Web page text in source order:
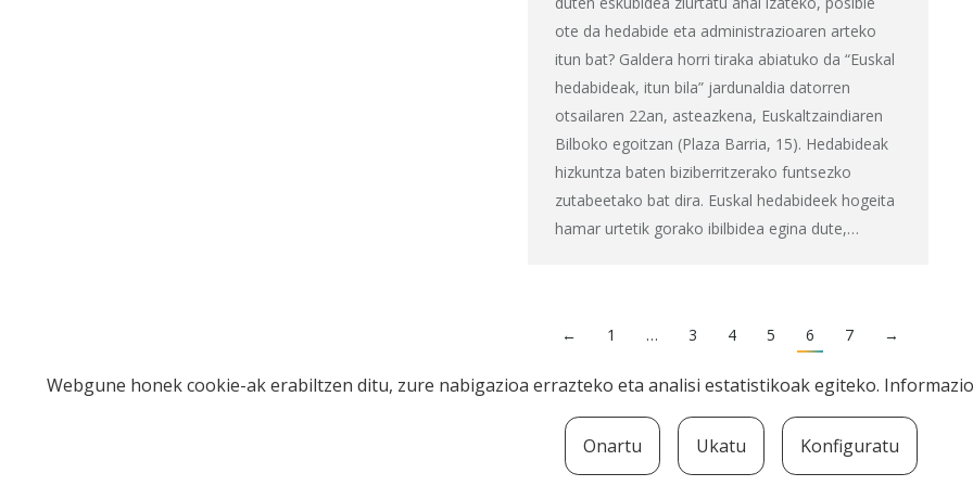
ote da hedabide eta administrazioaren arteko
itun bat? Galdera horri tiraka abiatuko da “Euskal
hedabideak, itun bila” jardunaldia datorren
otsailaren 22an, asteazkena, Euskaltzaindiaren
Bilboko egoitzan (Plaza Barria, 15). Hedabideak
hizkuntza baten biziberritzerako funtsezko
zutabeetako bat dira. Euskal hedabideek hogeita
hamar urtetik gorako ibilbidea egina dute,…
← 1 … 3 4 5 6 7 →
Webgune honek cookie-ak erabiltzen ditu, zure nabigazioa errazteko eta analisi estatistikoak egiteko.
Onartu Ukatu Konfiguratu